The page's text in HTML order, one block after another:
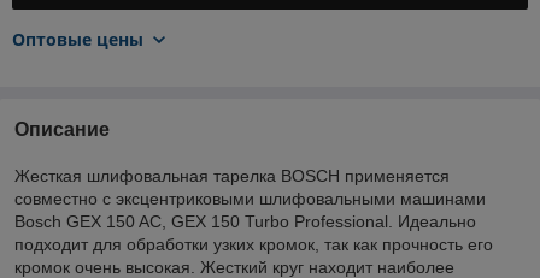
Оптовые цены
Описание
Жесткая шлифовальная тарелка BOSCH применяется
совместно с эксцентриковыми шлифовальными машинами
Bosch GEX 150 AC, GEX 150 Turbo Professional. Идеально
подходит для обработки узких кромок, так как прочность его
кромок очень высокая. Жесткий круг находит наиболее